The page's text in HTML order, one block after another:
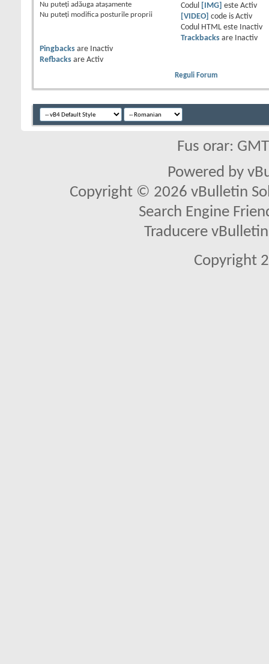
Nu puteţi adăuga ataşamente
Nu puteţi modifica posturile proprii
Codul
[IMG] este Activ
[VIDEO]
code is Activ
Codul HTML este
Inactiv
Trackbacksare
Inactiv
Pingbacks are
Inactiv
Refbacks are Activ
Reguli Forum
Fus orar:
Powered by
Copyright © 2026 vBulletin
Search Engine
Traducere
Copyright